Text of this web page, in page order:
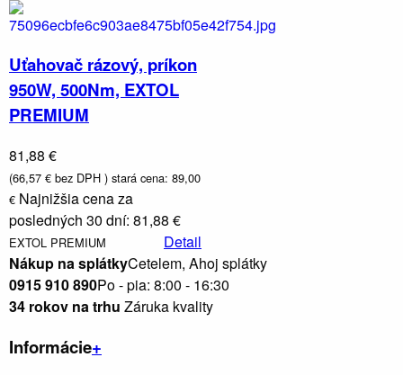
Uťahovač rázový, príkon
950W, 500Nm, EXTOL
PREMIUM
81,88 €
(66,57 € bez DPH ) stará cena: 89,00
€ Najnižšia cena za
posledných 30 dní: 81,88 €
EXTOL PREMIUM
Detail
Nákup na splátkyCetelem, Ahoj splátky
0915 910 890Po - pia: 8:00 - 16:30
34 rokov na trhu Záruka kvality
Informácie+